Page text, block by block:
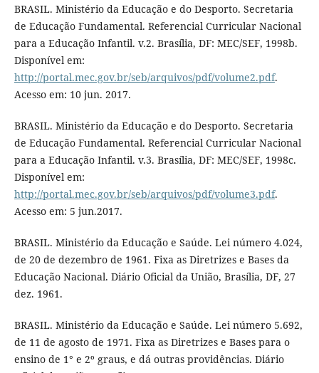
BRASIL. Ministério da Educação e do Desporto. Secretaria
de Educação Fundamental. Referencial Curricular Nacional
para a Educação Infantil. v.2. Brasília, DF: MEC/SEF, 1998b.
Disponível em:
http://portal.mec.gov.br/seb/arquivos/pdf/volume2.pdf.
Acesso em: 10 jun. 2017.
BRASIL. Ministério da Educação e do Desporto. Secretaria
de Educação Fundamental. Referencial Curricular Nacional
para a Educação Infantil. v.3. Brasília, DF: MEC/SEF, 1998c.
Disponível em:
http://portal.mec.gov.br/seb/arquivos/pdf/volume3.pdf.
Acesso em: 5 jun.2017.
BRASIL. Ministério da Educação e Saúde. Lei número 4.024,
de 20 de dezembro de 1961. Fixa as Diretrizes e Bases da
Educação Nacional. Diário Oficial da União, Brasília, DF, 27
dez. 1961.
BRASIL. Ministério da Educação e Saúde. Lei número 5.692,
de 11 de agosto de 1971. Fixa as Diretrizes e Bases para o
ensino de 1° e 2º graus, e dá outras providências. Diário